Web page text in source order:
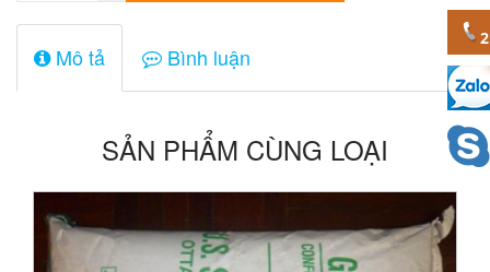
phẩm
Mô tả Bình luận
SẢN PHẨM CÙNG LOẠI